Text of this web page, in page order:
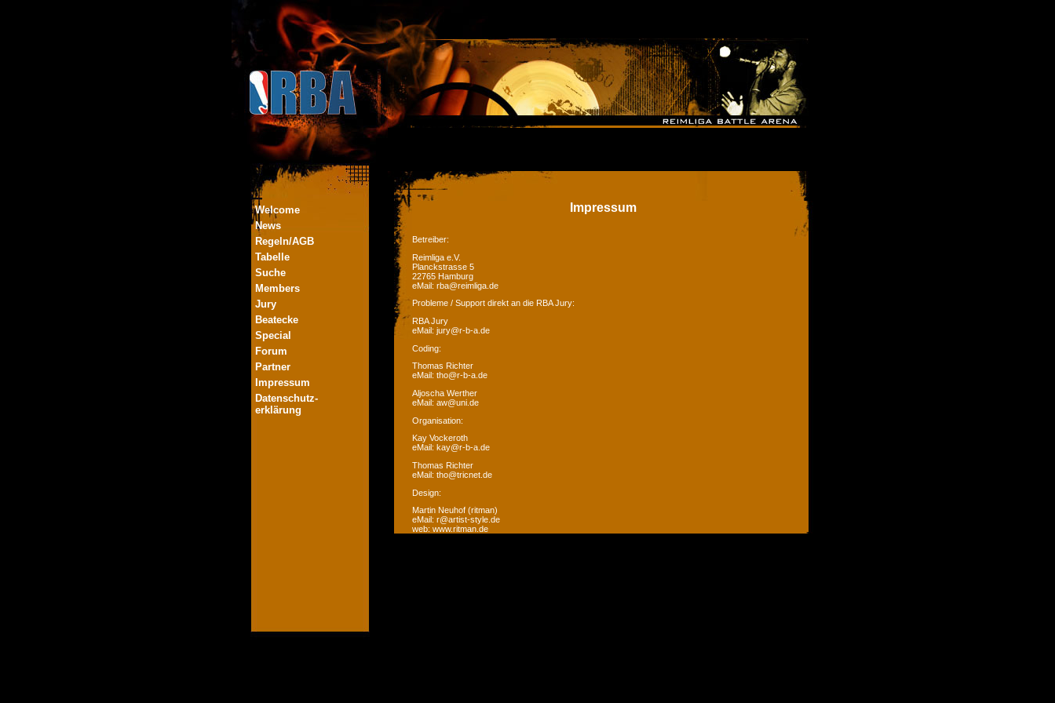
Welcome
News
Regeln/AGB
Tabelle
Suche
Members
Jury
Beatecke
Special
Forum
Partner
Impressum
Datenschutz-
erklärung
Impressum
Betreiber:
Reimliga e.V.
Planckstrasse 5
22765 Hamburg
eMail: rba@reimliga.de
Probleme / Support direkt an die RBA Jury:
RBA Jury
eMail: jury@r-b-a.de
Coding:
Thomas Richter
eMail: tho@r-b-a.de
Aljoscha Werther
eMail: aw@uni.de
Organisation:
Kay Vockeroth
eMail: kay@r-b-a.de
Thomas Richter
eMail: tho@tricnet.de
Design:
Martin Neuhof (ritman)
eMail: r@artist-style.de
web: www.ritman.de